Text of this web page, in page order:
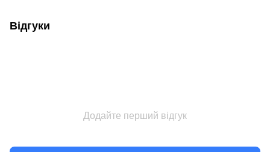
Відгуки
Додайте перший відгук